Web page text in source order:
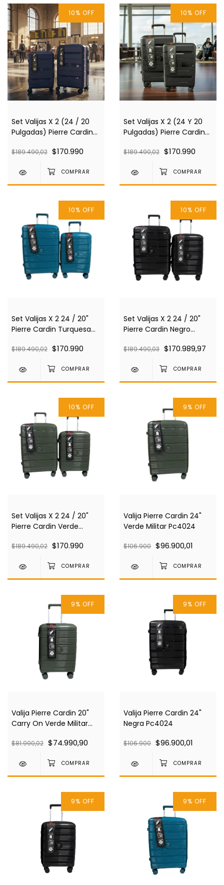
10% OFF
Set Valijas X 2 (24 / 20
Pulgadas) Pierre Cardin
$189.490,02 $170.990
10% OFF
Set Valijas X 2 (24 Y 20
Pulgadas) Pierre Cardin
$189.490,02 $170.990
10% OFF
Set Valijas X 2 24 / 20"
Pierre Cardin Turquesa
$189.490,02 $170.990
10% OFF
Set Valijas X 2 24 / 20"
Pierre Cardin Negro
$189.490,03 $170.989,97
10% OFF
Set Valijas X 2 24 / 20"
Pierre Cardin Verde
$189.490,02 $170.990
9% OFF
Valija Pierre Cardin 24"
Verde Militar Pc4024
$106.900 $96.900,01
9% OFF
Valija Pierre Cardin 20"
Carry On Verde Militar
$81.990,02 $74.990,90
9% OFF
Valija Pierre Cardin 24"
Negra Pc4024
$106.900 $96.900,01
9% OFF 9% OFF